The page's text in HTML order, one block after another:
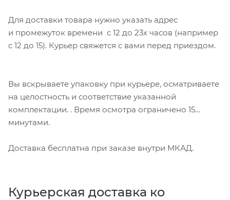
Для доставки товара нужно указать адрес
и промежуток времени с 12 до 23х часов (например
с 12 до 15). Курьер свяжется с вами перед приездом.
Вы вскрываете упаковку при курьере, осматриваете
на целостность и соответствие указанной
комплектации. . Время осмотра ограничено 15
минутами.
Доставка бесплатна при заказе внутри МКАД.
Курьерская доставка ко